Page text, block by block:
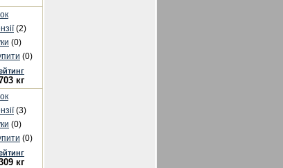
(2)
(0)
(0)
кг
(3)
(0)
(0)
кг